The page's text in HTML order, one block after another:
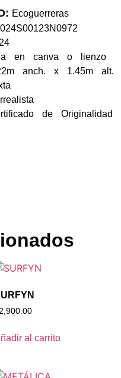
Ecoguerreras
en canva o lienzo
anch. x 1.45m alt.
de Originalidad
al carrito